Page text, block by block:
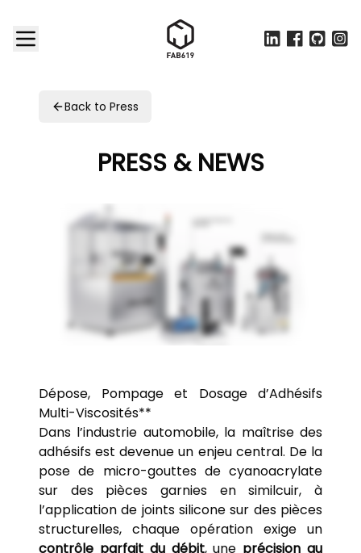
Back to Press
PRESS & NEWS
Dépose, Pompage et Dosage d’Adhésifs
Multi-Viscosités**
Dans l’industrie automobile, la maîtrise des
adhésifs est devenue un enjeu central. De la
pose de micro-gouttes de cyanoacrylate
sur des pièces garnies en similcuir, à
l’application de joints silicone sur des pièces
structurelles, chaque opération exige un
contrôle parfait du débit, une précision au